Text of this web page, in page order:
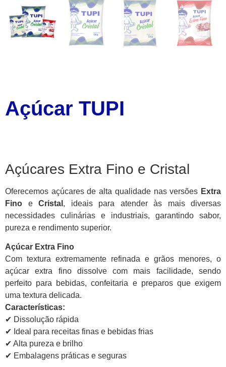
Açúcar TUPI
Açúcares Extra Fino e Cristal
Oferecemos açúcares de alta qualidade nas versões Extra
Fino e Cristal , ideais para atender às mais diversas
necessidades culinárias e industriais, garantindo sabor,
pureza e rendimento superior.
Açúcar Extra Fino
Com textura extremamente refinada e grãos menores, o
açúcar extra fino dissolve com mais facilidade, sendo
perfeito para bebidas, confeitaria e preparos que exigem
uma textura delicada.
Características:
✔ Dissolução rápida
✔ Ideal para receitas finas e bebidas frias
✔ Alta pureza e brilho
✔ Embalagens práticas e seguras